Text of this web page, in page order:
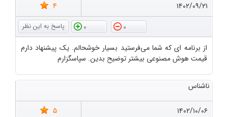
۱۴۰۲/۰۹/۲۱
4
0
0
از برنامه ای که شما می‌فرستید بسیار خوشحالم. یک پیشنهاد دارم
قیمت هوش مصنوعی بیشتر توضیح بدین. سپاسگزارم
ناشناس
۱۴۰۲/۱۰/۰۶
5